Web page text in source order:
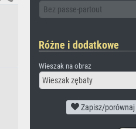
Bez passe-partout
Różne i dodatkowe
Wieszak na obraz
Wieszak zębaty
Zapisz/